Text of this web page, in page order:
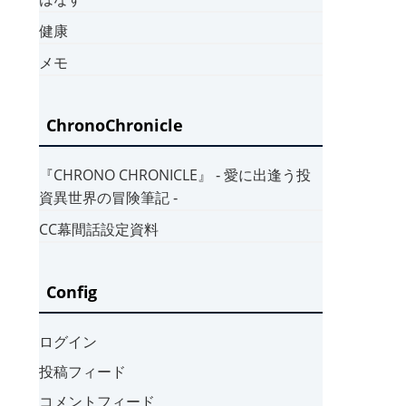
健康
メモ
ChronoChronicle
『CHRONO CHRONICLE』 ‐ 愛に出逢う投
資異世界の冒険筆記 ‐
CC幕間話設定資料
Config
ログイン
投稿フィード
コメントフィード